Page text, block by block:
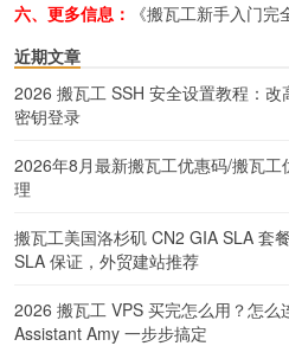
六、更多信息：
《搬瓦工新手入门完
近期文章
2026 搬瓦工 SSH 安全设置教程：
密钥登录
2026年8月最新搬瓦工优惠码/搬瓦
理
搬瓦工美国洛杉矶 CN2 GIA SLA 套
SLA 保证，外贸建站推荐
2026 搬瓦工 VPS 买完怎么用？怎么
Assistant Amy 一步步搞定